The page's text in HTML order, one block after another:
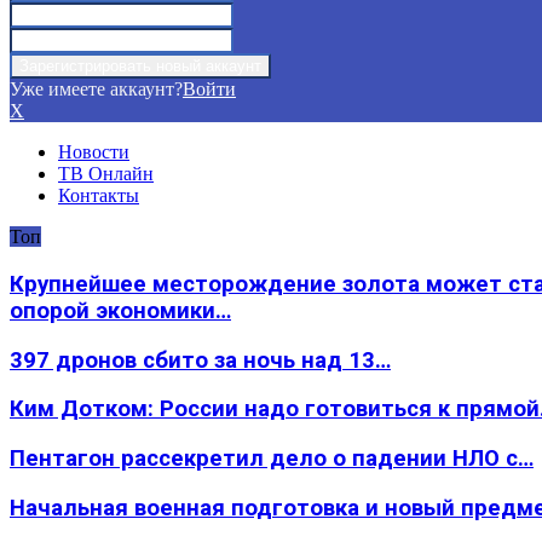
Уже имеете аккаунт?Войти
X
Новости
ТВ Онлайн
Контакты
Топ
Крупнейшее месторождение золота может
опорой экономики…
397 дронов сбито за ночь над 13…
Ким Дотком: России надо готовиться к
Пентагон рассекретил дело о падении НЛО с…
Начальная военная подготовка и новый